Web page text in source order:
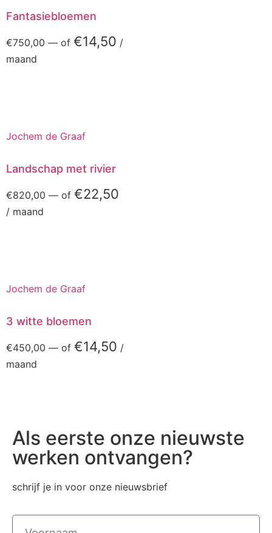
Fantasiebloemen
€750,00 — of €14,50 /
maand
Jochem de Graaf
Landschap met rivier
€820,00 — of €22,50
/ maand
Jochem de Graaf
3 witte bloemen
€450,00 — of €14,50 /
maand
Als eerste onze nieuwste
werken ontvangen?
schrijf je in voor onze nieuwsbrief